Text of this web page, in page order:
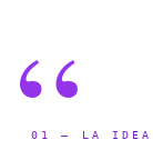
“
01 — LA IDEA